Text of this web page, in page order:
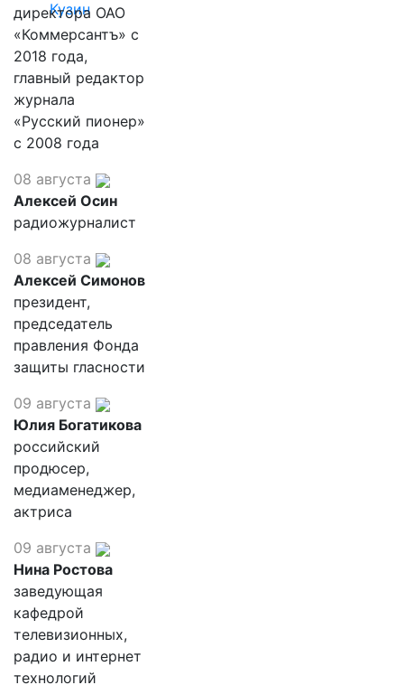
Кузин
директора ОАО
«Коммерсантъ» с
2018 года,
главный редактор
журнала
«Русский пионер»
с 2008 года
08 августа
Алексей Осин
радиожурналист
08 августа
Алексей Симонов
президент,
председатель
правления Фонда
защиты гласности
09 августа
Юлия Богатикова
российский
продюсер,
медиаменеджер,
актриса
09 августа
Нина Ростова
заведующая
кафедрой
телевизионных,
радио и интернет
технологий